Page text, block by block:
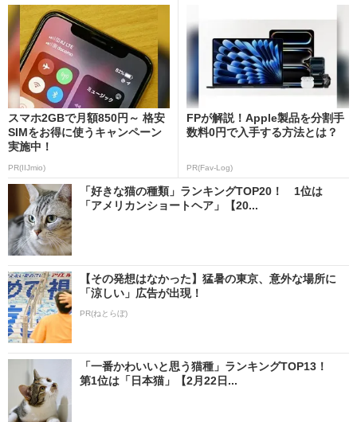
スマホ2GBで月額850円～ 格安
SIMをお得に使うキャンペーン
実施中！
PR(IIJmio)
FPが解説！Apple製品を分割手
数料0円で入手する方法とは？
PR(Fav-Log)
「好きな猫の種類」ランキングTOP20！ 1位は
「アメリカンショートヘア」【20...
【その発想はなかった】猛暑の東京、意外な場所に
「涼しい」広告が出現！
PR(ねとらぼ)
「一番かわいいと思う猫種」ランキングTOP13！
第1位は「日本猫」【2月22日...